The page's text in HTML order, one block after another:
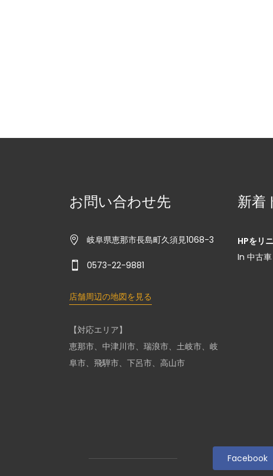
お問い合わせ先
岐阜県恵那市長島町久須見1068-3
0573-22-9881
店舗周辺の地図を見る
【対応エリア】
恵那市、中津川市、瑞浪市、土岐市、岐
阜市、飛騨市、下呂市、高山市
新着
HPをリ
In 中古車
Facebook